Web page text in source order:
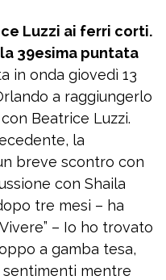
Luzzi ai ferri corti.
39esima puntata
in onda giovedì 13
a raggiungerlo
Beatrice Luzzi.
la
breve scontro con
con Shaila
tre mesi – ha
– Io ho trovato
a gamba tesa,
sentimenti mentre